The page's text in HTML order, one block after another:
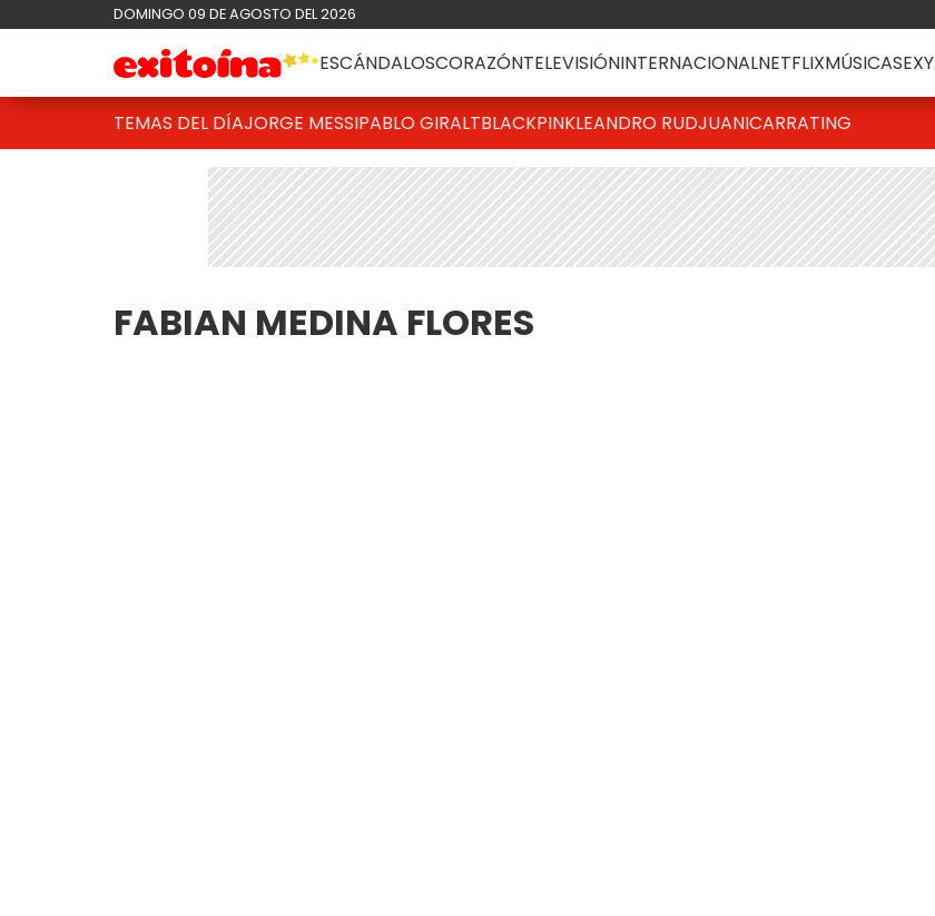
DOMINGO 09 DE AGOSTO DEL 2026
ESCÁNDALOSCORAZÓNTELEVISIÓNINTERNACIONALNETFLIXMÚSICASEXY
TEMAS DEL DÍAJORGE MESSIPABLO GIRALTBLACKPINKLEANDRO RUDJUANICARRATING
FABIAN MEDINA FLORES